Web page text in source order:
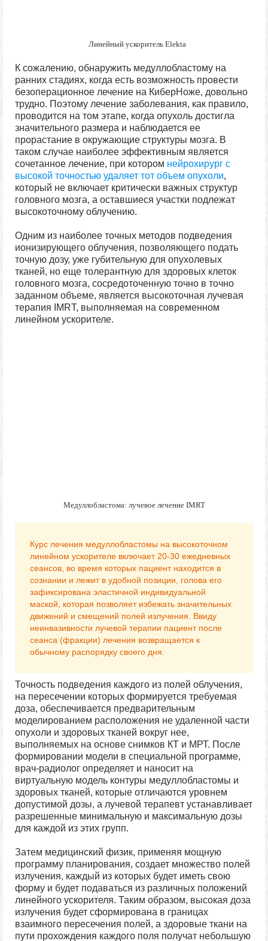
Линейный ускоритель Elekta
К сожалению, обнаружить медуллобластому на
ранних стадиях, когда есть возможность провести
безоперационное лечение на КиберНоже, довольно
трудно. Поэтому лечение заболевания, как правило,
проводится на том этапе, когда опухоль достигла
значительного размера и наблюдается ее
прорастание в окружающие структуры мозга. В
таком случае наиболее эффективным является
сочетанное лечение, при котором нейрохирург с
высокой точностью удаляет тот объем опухоли,
который не включает критически важных структур
головного мозга, а оставшиеся участки подлежат
высокоточному облучению.
Одним из наиболее точных методов подведения
ионизирующего облучения, позволяющего подать
точную дозу, уже губительную для опухолевых
тканей, но еще толерантную для здоровых клеток
головного мозга, сосредоточенную точно в точно
заданном объеме, является высокоточная лучевая
терапия IMRT, выполняемая на современном
линейном ускорителе.
Медуллобластома: лучевое лечение IMRT
Курс лечения медуллобластомы на высокоточном
линейном ускорителе включает 20-30 ежедневных
сеансов, во время которых пациент находится в
сознании и лежит в удобной позиции, голова его
зафиксирована эластичной индивидуальной
маской, которая позволяет избежать значительных
движений и смещений полей излучения. Ввиду
неинвазивности лучевой терапии пациент после
сеанса (фракции) лечения возвращается к
обычному распорядку своего дня.
Точность подведения каждого из полей облучения,
на пересечении которых формируется требуемая
доза, обеспечивается предварительным
моделированием расположения не удаленной части
опухоли и здоровых тканей вокруг нее,
выполняемых на основе снимков КТ и МРТ. После
формировании модели в специальной программе,
врач-радиолог определяет и наносит на
виртуальную модель контуры медуллобластомы и
здоровых тканей, которые отличаются уровнем
допустимой дозы, а лучевой терапевт устанавливает
разрешенные минимальную и максимальную дозы
для каждой из этих групп.
Затем медицинский физик, применяя мощную
программу планирования, создает множество полей
излучения, каждый из которых будет иметь свою
форму и будет подаваться из различных положений
линейного ускорителя. Таким образом, высокая доза
излучения будет сформирована в границах
взаимного пересечения полей, а здоровые ткани на
пути прохождения каждого поля получат небольшую